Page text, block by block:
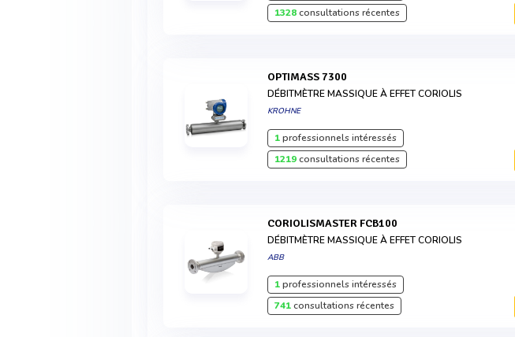
1328consultations récentes
OPTIMASS 7300
DÉBITMÈTRE MASSIQUE À EFFET CORIOLIS
KROHNE
1professionnels intéressés
1219consultations récentes
CORIOLISMASTER FCB100
DÉBITMÈTRE MASSIQUE À EFFET CORIOLIS
ABB
1professionnels intéressés
741consultations récentes